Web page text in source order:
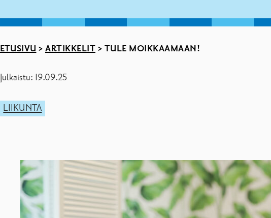
ETUSIVU > ARTIKKELIT > TULE MOIKKAAMAAN!
Julkaistu: 19.09.25
LIIKUNTA